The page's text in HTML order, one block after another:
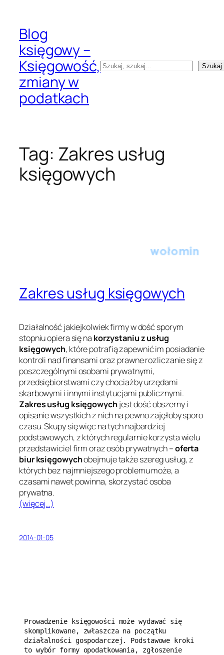
treściBlog
księgowy –
Księgowość,
zmiany w
podatkach
Szukaj Szukaj
Tag: Zakres usług
księgowych
Zakres usług księgowych
Działalność jakiejkolwiek firmy w dość sporym
stopniu opiera się na korzystaniu z usług
księgowych, które potrafią zapewnić im posiadanie
kontroli nad finansami oraz prawne rozliczanie się z
poszczególnymi osobami prywatnymi,
przedsiębiorstwami czy chociażby urzędami
skarbowymi i innymi instytucjami publicznymi.
Zakres usług księgowychjest dość obszerny i
opisanie wszystkich z nich na pewno zajęłoby sporo
czasu. Skupy się więc na tych najbardziej
podstawowych, z których regularnie korzysta wielu
przedstawiciel firm oraz osób prywatnych –oferta
biur księgowychobejmuje także szereg usług, z
których bez najmniejszego problemu może, a
czasami nawet powinna, skorzystać osoba
prywatna.
(więcej…)
2014-01-05
Prowadzenie księgowości może wydawać się
skomplikowane, zwłaszcza na początku
działalności gospodarczej. Podstawowe kroki
to wybór formy opodatkowania, zgłoszenie